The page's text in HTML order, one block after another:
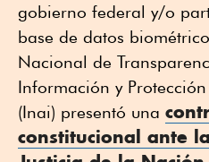
gobierno federal y/o
base de datos
Nacional de
Información y
(Inai) presentó una
constitucional ante